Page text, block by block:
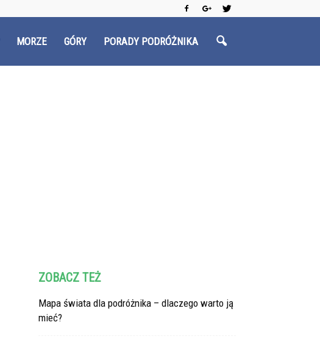
MORZE GÓRY PORADY PODRÓŻNIKA
ZOBACZ TEŻ
Mapa świata dla podróżnika – dlaczego warto ją
mieć?